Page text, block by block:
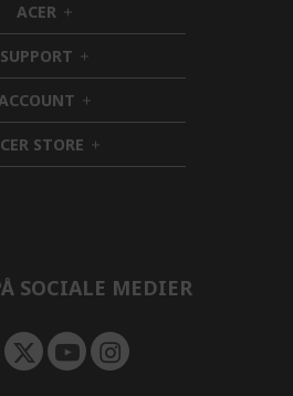
ACER h
i
d
d
e
n
SUPPORT h
i
d
e
n
h
i
d
d
STORE h
i
SOCIALE MEDIER